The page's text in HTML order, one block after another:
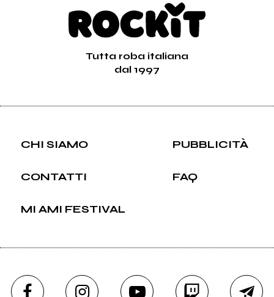
Tutta roba italiana
dal 1997
CHI SIAMO PUBBLICITÀ
CONTATTI FAQ
MI AMI FESTIVAL